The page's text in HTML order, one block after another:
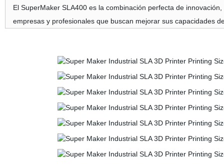
El SuperMaker SLA400 es la combinación perfecta de
empresas y profesionales que buscan mejorar sus capacidades